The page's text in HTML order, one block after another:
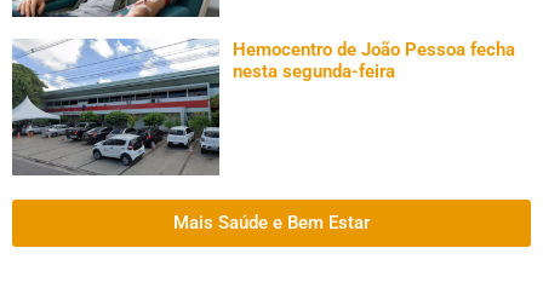
Hemocentro de João Pessoa fecha
nesta segunda-feira
Mais Saúde e Bem Estar